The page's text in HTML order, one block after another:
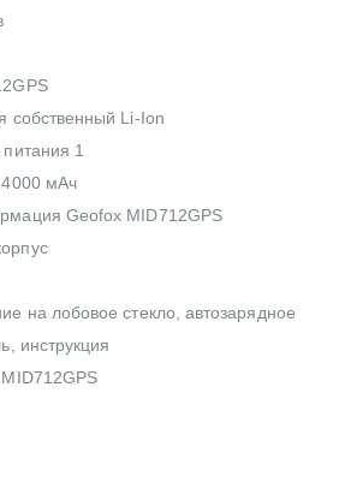
собственный Li-Ion
1
4000 мАч
Geofox MID712GPS
на лобовое стекло, автозарядное
инструкция